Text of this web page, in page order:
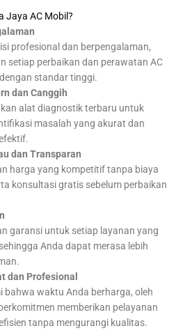
Jaya AC Mobil?
profesional dan berpengalaman,
setiap perbaikan dan perawatan AC
standar tinggi.
dan Canggih
alat diagnostik terbaru untuk
masalah yang akurat dan
dan Transparan
harga yang kompetitif tanpa biaya
konsultasi gratis sebelum perbaikan
garansi untuk setiap layanan yang
Anda dapat merasa lebih
dan Profesional
bahwa waktu Anda berharga, oleh
memberikan pelayanan
tanpa mengurangi kualitas.